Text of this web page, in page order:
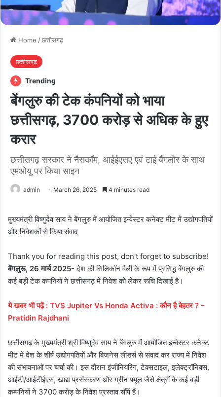
Home /छत्तीसगढ़
छत्तीसगढ़
Trending
बेंगलुरु की टेक कंपनियों को भाया
छत्तीसगढ़, 3700 करोड़ से अधिक के हुए
करार
छत्तीसगढ़ सरकार ने नैसकॉम, आईईएसए एवं टाई बैंगलोर के साथ
एमओयू पर किया साइन
admin March 26, 2025 4 minutes read
मुख्यमंत्री विष्णुदेव साय ने बेंगलुरु में आयोजित इन्वेस्टर कनेक्ट मीट में उद्योगपतियों
और निवेशकों से किया संवाद
Thank you for reading this post, don't forget to subscribe!
बेंगलुरू, 26 मार्च 2025- देश की सिलिकॉन वैली के रूप में प्रसिद्ध बेंगलुरु की
कई बड़ी टेक कंपनियों ने छत्तीसगढ़ में निवेश को लेकर रूचि दिखाई है।
ये खबर भी पढ़ें : TVS Jupiter Vs Honda Activa : कौन है बेहतर ? –
Pratidin Rajdhani
छत्तीसगढ़ के मुख्यमंत्री श्री विष्णुदेव साय ने बेंगलुरु में आयोजित इन्वेस्टर कनेक्ट
मीट में देश के शीर्ष उद्योगपतियों और बिजनेस लीडर्स से संवाद कर राज्य में निवेश
की संभावनाओं पर चर्चा की। इस दौरान इंजीनियरिंग, टेक्सटाइल, इलेक्ट्रॉनिक्स,
आईटी/आईटीईएस, खाद्य प्रसंस्करण और ग्रीन फ्यूल जैसे क्षेत्रों के कई बड़ी
कम्पनियों ने 3700 करोड़ के निवेश प्रस्ताव सौंपें हैं।